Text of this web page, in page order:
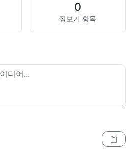
0
장보기 항목